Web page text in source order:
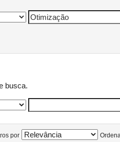
busca.
por